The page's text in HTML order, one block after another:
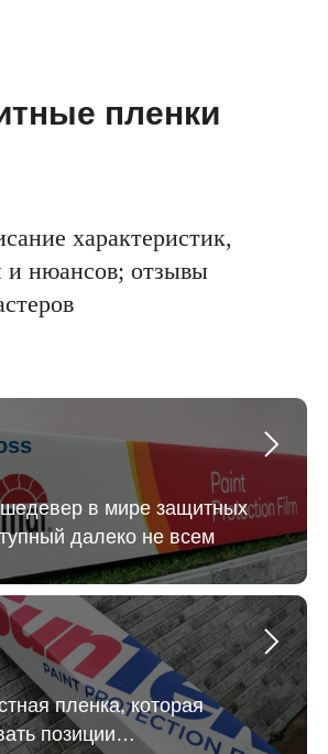
пленки
характеристик,
и нюансов; отзывы
в мире защитных
далеко не всем
пленка, которая
позиции…